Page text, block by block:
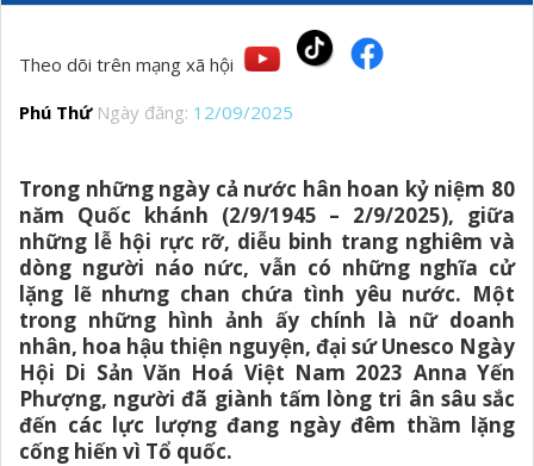
Theo dõi trên mạng xã hội
Phú Thứ Ngày đăng: 12/09/2025
Trong những ngày cả nước hân hoan kỷ niệm 80
năm Quốc khánh (2/9/1945 – 2/9/2025), giữa
những lễ hội rực rỡ, diễu binh trang nghiêm và
dòng người náo nức, vẫn có những nghĩa cử
lặng lẽ nhưng chan chứa tình yêu nước. Một
trong những hình ảnh ấy chính là nữ doanh
nhân, hoa hậu thiện nguyện, đại sứ Unesco Ngày
Hội Di Sản Văn Hoá Việt Nam 2023 Anna Yến
Phượng, người đã giành tấm lòng tri ân sâu sắc
đến các lực lượng đang ngày đêm thầm lặng
cống hiến vì Tổ quốc.